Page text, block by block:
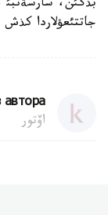
بذگئن، سارسةنبئ
جاتتئعؤلاردا
автора
اۆتور